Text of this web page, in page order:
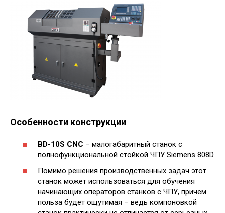
Особенности конструкции
BD-10S CNC – малогабаритный станок с
полнофункциональной стойкой ЧПУ Siemens 808D
Помимо решения производственных задач этот
станок может использоваться для обучения
начинающих операторов станков с ЧПУ, причем
польза будет ощутимая – ведь компоновкой